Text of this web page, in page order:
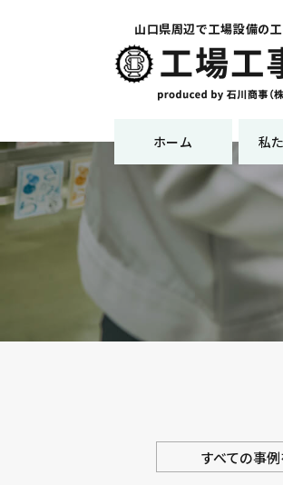
山口県周辺で工場設備の
ホーム 私
すべての事